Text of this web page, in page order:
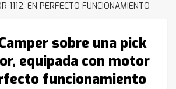
1112, EN PERFECTO FUNCIONAMIENTO
sobre una pick
equipada con motor
funcionamiento